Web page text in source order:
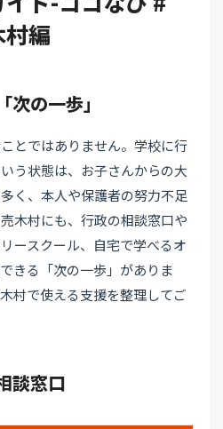
編
の一歩」
とではありません。学校に行
う状態は、お子さんからの大
く、本人や保護者の努力不足
木村にも、行政の相談窓口や
ースクール、自宅で学べるオ
きる「次の一歩」がありま
村で使える支援を整理してご
談窓口